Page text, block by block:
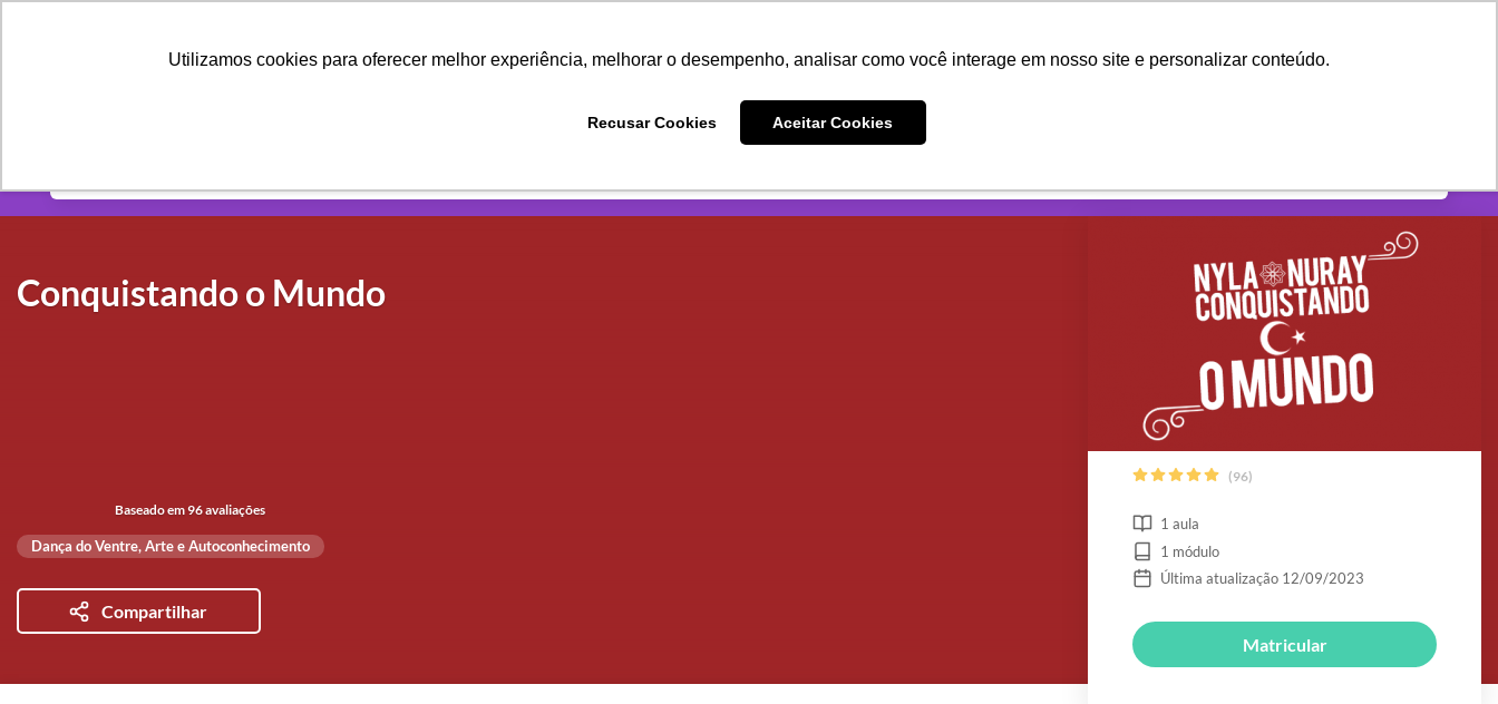
Utilizamos cookies para oferecer melhor experiência, melhorar o desempenho, analisar como você interage em nosso site e personalizar conteúdo.
Recusar Cookies Aceitar Cookies
PÁGINAS CONTEÚDOS CURSOS COMBOS ENTRAR CRIAR CONTA
Conquistando o Mundo
Baseado em 96 avaliações
Dança do Ventre, Arte e Autoconhecimento
Compartilhar
(96)
1 aula
1 módulo
Última atualização 12/09/2023
Matricular